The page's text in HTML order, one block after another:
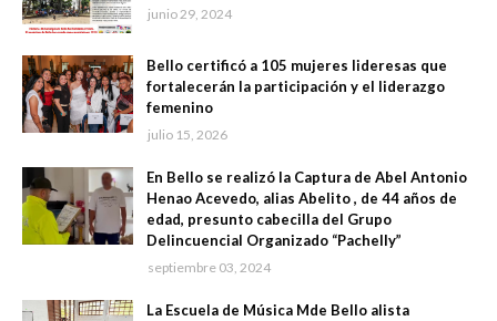
junio 29, 2024
Bello certificó a 105 mujeres lideresas que
fortalecerán la participación y el liderazgo
femenino
julio 15, 2026
En Bello se realizó la Captura de Abel Antonio
Henao Acevedo, alias Abelito , de 44 años de
edad, presunto cabecilla del Grupo
Delincuencial Organizado “Pachelly”
septiembre 03, 2024
La Escuela de Música Mde Bello alista